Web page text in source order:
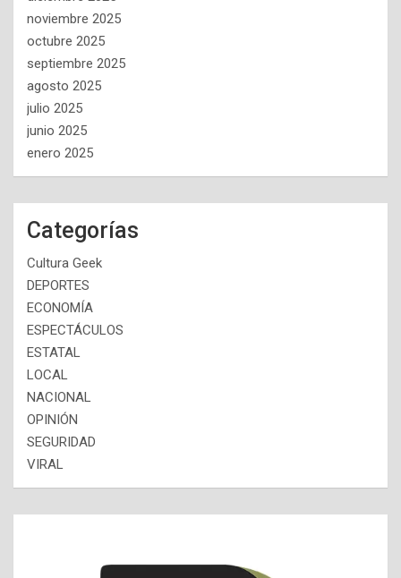
noviembre 2025
octubre 2025
septiembre 2025
agosto 2025
julio 2025
junio 2025
enero 2025
Categorías
Cultura Geek
DEPORTES
ECONOMÍA
ESPECTÁCULOS
ESTATAL
LOCAL
NACIONAL
OPINIÓN
SEGURIDAD
VIRAL